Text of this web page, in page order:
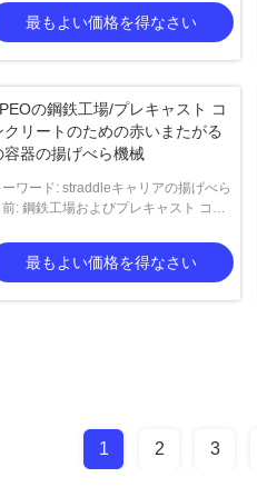
最もよい価格を得なさい
の鋼鉄工場/プレキャスト コ
クリートのための赤いまたがる
容器の揚げべら機械
ーワード: straddleキャリアの揚げべら
: 鋼鉄工場およびプレキャスト コン
ら
最もよい価格を得なさい
1 2 3